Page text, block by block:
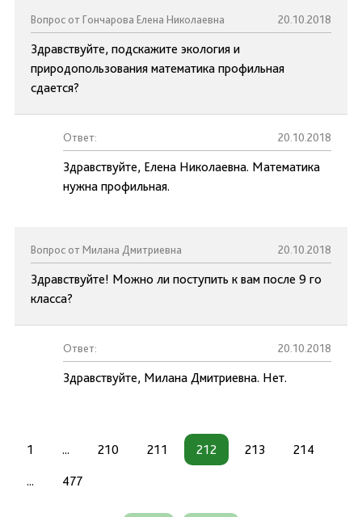
Вопрос от Гончарова Елена Николаевна 20.10.2018
Здравствуйте, подскажите экология и
природопользования математика профильная
сдается?
Ответ: 20.10.2018
Здравствуйте, Елена Николаевна. Математика
нужна профильная.
Вопрос от Милана Дмитриевна 20.10.2018
Здравствуйте! Можно ли поступить к вам после 9 го
класса?
Ответ: 20.10.2018
Здравствуйте, Милана Дмитриевна. Нет.
1 ... 210 211 212 213 214
... 477